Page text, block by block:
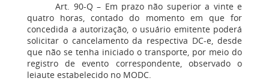
Art. 90-Q – Em prazo não superior a vinte e
quatro horas, contado do momento em que for
concedida a autorização, o usuário emitente poderá
solicitar o cancelamento da respectiva DC-e, desde
que não se tenha iniciado o transporte, por meio do
registro de evento correspondente, observado o
leiaute estabelecido no MODC.